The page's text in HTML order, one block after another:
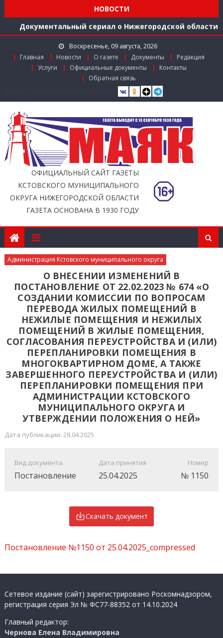
НОВОСТИ
Расширяем международное сотрудничество
Документальный сериал о Нижегородской области
Более 40 организаций-лидеров строительства
Нижегородской области получили награды в канун
Дня строителя
Использование беспилотников для выявления
незаконного сброса мусора с грузовиков начали
тестировать в Нижегородской области
Более 350 тысяч граждан стали пользователями
«Карты жителя Нижегородской области» к
середине 2026 года
Расширяем международное сотрудничество
Воскресенье, 09 августа, 2026
Главная
Новости О газете Документы
Редакция
Услуги
Официальные документы
Контакты
Обратная связь
ОФИЦИАЛЬНЫЙ САЙТ ГАЗЕТЫ
КСТОВСКОГО МУНИЦИПАЛЬНОГО
ОКРУГА НИЖЕГОРОДСКОЙ ОБЛАСТИ
ГАЗЕТА ОСНОВАНА В 1930 ГОДУ
Администрация Кстовского муниципального округа
О ВНЕСЕНИИ ИЗМЕНЕНИЙ В
ПОСТАНОВЛЕНИЕ ОТ 22.02.2023 № 674 «О
СОЗДАНИИ КОМИССИИ ПО ВОПРОСАМ
ПЕРЕВОДА ЖИЛЫХ ПОМЕЩЕНИЙ В
НЕЖИЛЫЕ ПОМЕЩЕНИЯ И НЕЖИЛЫХ
ПОМЕЩЕНИЙ В ЖИЛЫЕ ПОМЕЩЕНИЯ,
СОГЛАСОВАНИЯ ПЕРЕУСТРОЙСТВА И (ИЛИ)
ПЕРЕПЛАНИРОВКИ ПОМЕЩЕНИЯ В
МНОГОКВАРТИРНОМ ДОМЕ, А ТАКЖЕ
ЗАВЕРШЕННОГО ПЕРЕУСТРОЙСТВА И (ИЛИ)
ПЕРЕПЛАНИРОВКИ ПОМЕЩЕНИЯ ПРИ
АДМИНИСТРАЦИИ КСТОВСКОГО
МУНИЦИПАЛЬНОГО ОКРУГА И
УТВЕРЖДЕНИИ ПОЛОЖЕНИЯ О НЕЙ»
Дата публикации: 28.04.2025
Вид документа
Постановление
Дата принятия
25.04.2025
Номер
№ 1150
Скачать документ
Постановление №1150 от 25.04.2025_compressed
Сетевое издание (сайт) зарегистрировано Роскомнадзором,
регистрация серия Эл № ФС77-88352 от 14.10.2024
Главный редактор:
Чернова Елена Владимировна